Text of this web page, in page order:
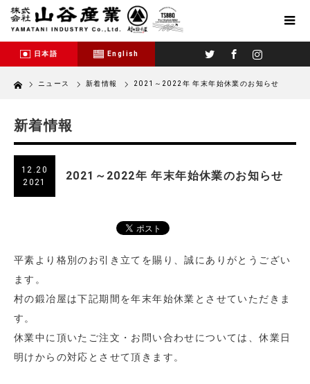
日本語 English
Home ニュース 新着情報 2021～2022年 年末年始休業のお知らせ
新着情報
12.20
2021
2021～2022年 年末年始休業のお知らせ
平素より格別のお引き立てを賜り、誠にありがとうござい
ます。
村の鍛冶屋は下記期間を年末年始休業とさせていただきま
す。
休業中に頂いたご注文・お問い合わせについては、休業日
明けからの対応とさせて頂きます。